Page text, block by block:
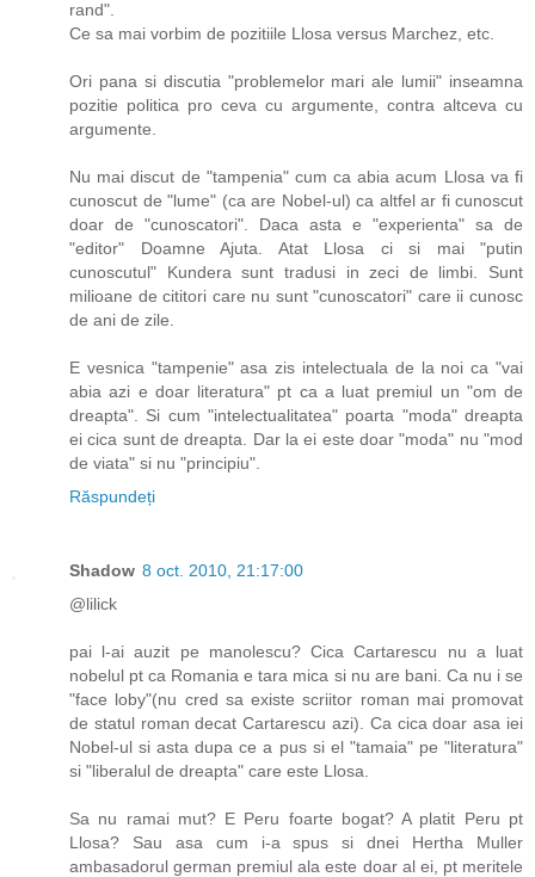
rand".
Ce sa mai vorbim de pozitiile Llosa versus Marchez, etc.
Ori pana si discutia "problemelor mari ale lumii" inseamna
pozitie politica pro ceva cu argumente, contra altceva cu
argumente.
Nu mai discut de "tampenia" cum ca abia acum Llosa va fi
cunoscut de "lume" (ca are Nobel-ul) ca altfel ar fi cunoscut
doar de "cunoscatori". Daca asta e "experienta" sa de
"editor" Doamne Ajuta. Atat Llosa ci si mai "putin
cunoscutul" Kundera sunt tradusi in zeci de limbi. Sunt
milioane de cititori care nu sunt "cunoscatori" care ii cunosc
de ani de zile.
E vesnica "tampenie" asa zis intelectuala de la noi ca "vai
abia azi e doar literatura" pt ca a luat premiul un "om de
dreapta". Si cum "intelectualitatea" poarta "moda" dreapta
ei cica sunt de dreapta. Dar la ei este doar "moda" nu "mod
de viata" si nu "principiu".
Răspundeți
Shadow 8 oct. 2010, 21:17:00
@lilick
pai l-ai auzit pe manolescu? Cica Cartarescu nu a luat
nobelul pt ca Romania e tara mica si nu are bani. Ca nu i se
"face loby"(nu cred sa existe scriitor roman mai promovat
de statul roman decat Cartarescu azi). Ca cica doar asa iei
Nobel-ul si asta dupa ce a pus si el "tamaia" pe "literatura"
si "liberalul de dreapta" care este Llosa.
Sa nu ramai mut? E Peru foarte bogat? A platit Peru pt
Llosa? Sau asa cum i-a spus si dnei Hertha Muller
ambasadorul german premiul ala este doar al ei, pt meritele